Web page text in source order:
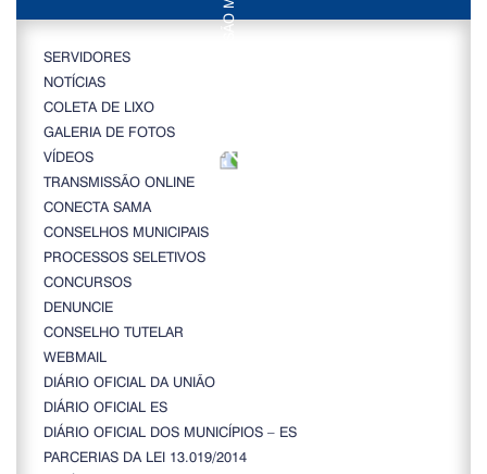
SERVIDORES
NOTÍCIAS
COLETA DE LIXO
GALERIA DE FOTOS
VÍDEOS
TRANSMISSÃO ONLINE
CONECTA SAMA
CONSELHOS MUNICIPAIS
PROCESSOS SELETIVOS
CONCURSOS
DENUNCIE
CONSELHO TUTELAR
WEBMAIL
DIÁRIO OFICIAL DA UNIÃO
DIÁRIO OFICIAL ES
DIÁRIO OFICIAL DOS MUNICÍPIOS – ES
PARCERIAS DA LEI 13.019/2014